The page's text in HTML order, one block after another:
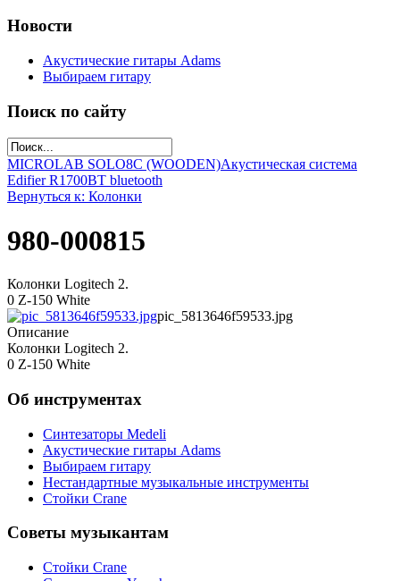
Новости
Акустические гитары Adams
Выбираем гитару
Поиск по сайту
MICROLAB SOLO8C (WOODEN)Акустическая система
Edifier R1700BT bluetooth
Вернуться к: Колонки
980-000815
Колонки Logitech 2.
0 Z-150 White
pic_5813646f59533.jpg
Описание
Колонки Logitech 2.
0 Z-150 White
Об инструментах
Синтезаторы Мedeli
Акустические гитары Adams
Выбираем гитару
Нестандартные музыкальные инструменты
Стойки Crane
Советы музыкантам
Стойки Crane